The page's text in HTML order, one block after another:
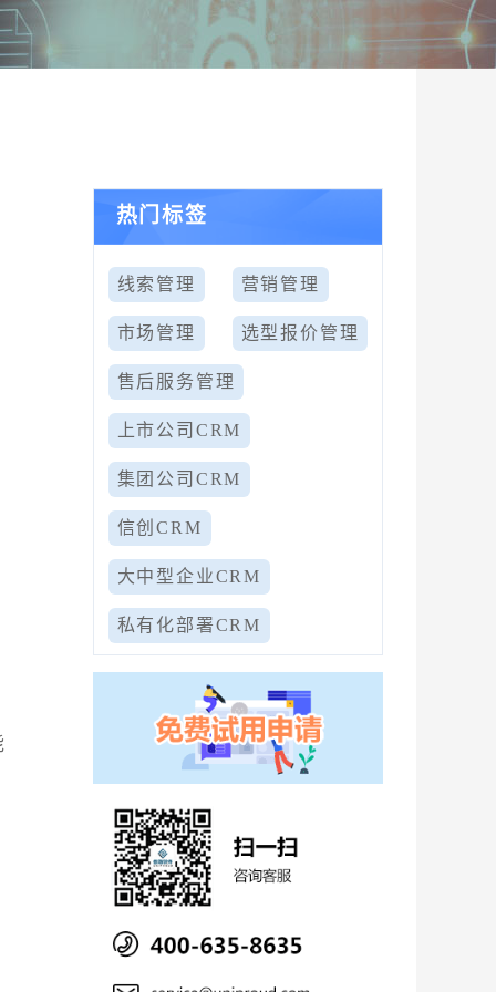
热门标签
线索管理 营销管理
市场管理 选型报价管理
售后服务管理
上市公司CRM
集团公司CRM
信创CRM
大中型企业CRM
私有化部署CRM